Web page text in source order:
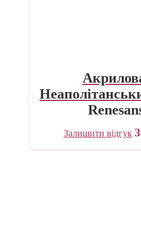
Залишити відгук